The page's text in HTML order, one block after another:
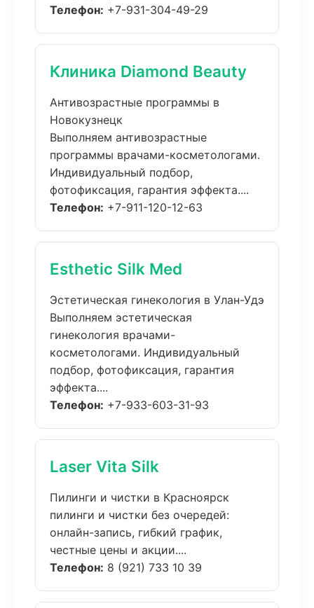
Телефон: +7-931-304-49-29
Клиника Diamond Beauty
Антивозрастные программы в
Новокузнецк
Выполняем антивозрастные
программы врачами-косметологами.
Индивидуальный подбор,
фотофиксация, гарантия эффекта....
Телефон: +7-911-120-12-63
Esthetic Silk Med
Эстетическая гинекология в Улан-Удэ
Выполняем эстетическая
гинекология врачами-
косметологами. Индивидуальный
подбор, фотофиксация, гарантия
эффекта....
Телефон: +7-933-603-31-93
Laser Vita Silk
Пилинги и чистки в Красноярск
пилинги и чистки без очередей:
онлайн-запись, гибкий график,
честные цены и акции....
Телефон: 8 (921) 733 10 39